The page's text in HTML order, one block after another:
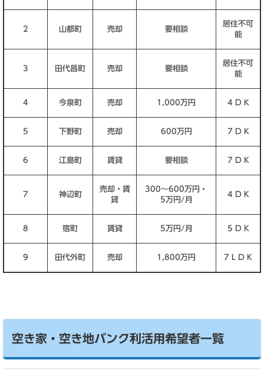
2 山都町 売却 要相談
居住不可
能
3 田代昌町 売却 要相談
居住不可
能
4 今泉町 売却 1,000万円 4 D K
5 下野町 売却 600万円 7 D K
6 江島町 賃貸 要相談 7 D K
7 神辺町
売却・賃
貸
300～600万円・
5万円/月
4 D K
8 宿町 賃貸 5万円/月 5 D K
9 田代外町 売却 1,800万円 7 L D K
空き家・空き地バンク利活用希望者一覧